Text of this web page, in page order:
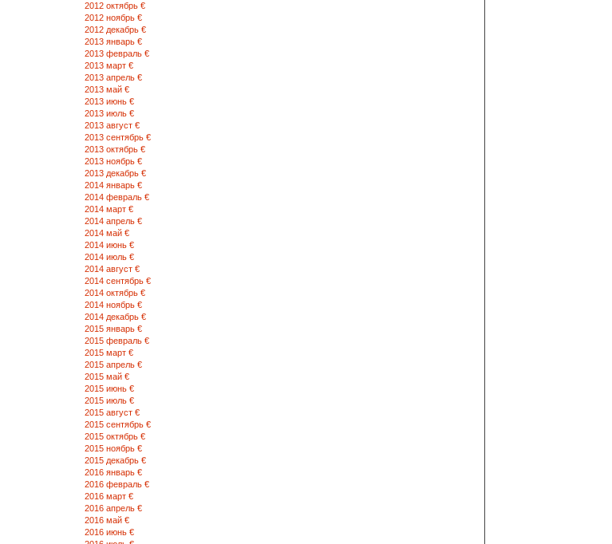
2012 октябрь €
2012 ноябрь €
2012 декабрь €
2013 январь €
2013 февраль €
2013 март €
2013 апрель €
2013 май €
2013 июнь €
2013 июль €
2013 август €
2013 сентябрь €
2013 октябрь €
2013 ноябрь €
2013 декабрь €
2014 январь €
2014 февраль €
2014 март €
2014 апрель €
2014 май €
2014 июнь €
2014 июль €
2014 август €
2014 сентябрь €
2014 октябрь €
2014 ноябрь €
2014 декабрь €
2015 январь €
2015 февраль €
2015 март €
2015 апрель €
2015 май €
2015 июнь €
2015 июль €
2015 август €
2015 сентябрь €
2015 октябрь €
2015 ноябрь €
2015 декабрь €
2016 январь €
2016 февраль €
2016 март €
2016 апрель €
2016 май €
2016 июнь €